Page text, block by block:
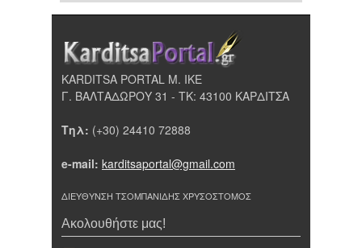
KARDITSA PORTAL Μ. ΙΚΕ
Γ. ΒΑΛΤΑΔΩΡΟΥ 31 - ΤΚ: 43100 ΚΑΡΔΙΤΣΑ
Τηλ: (+30) 24410 72888
e-mail: karditsaportal@gmail.com
ΔΙΕΥΘΥΝΣΗ ΤΣΟΜΠΑΝΙΔΗΣ ΧΡΥΣΟΣΤΟΜΟΣ
Ακολουθήστε μας!